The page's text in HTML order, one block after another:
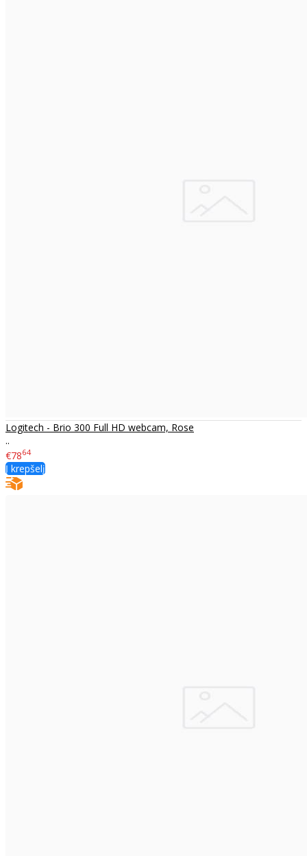
Logitech - Brio 300 Full HD webcam, Rose
..
€7864
Į krepšelį